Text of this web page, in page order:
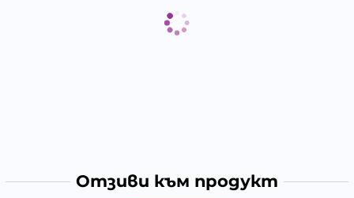
Отзиви към продукт